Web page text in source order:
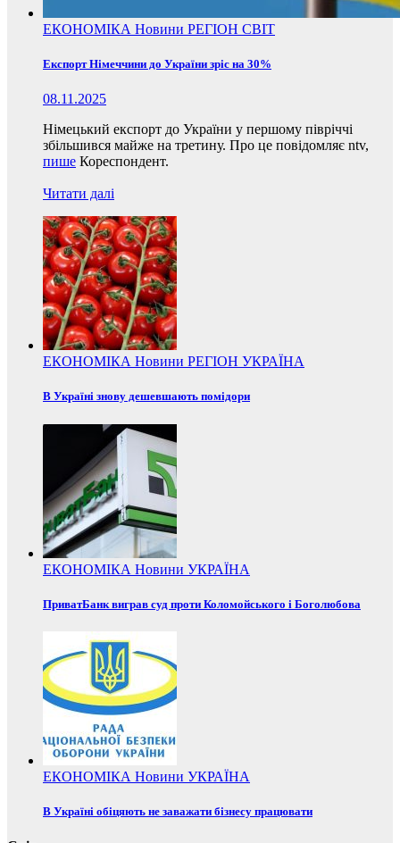
ЕКОНОМІКА Новини РЕГІОН СВІТ
Експорт Німеччини до України зріс на 30%
08.11.2025
Німецький експорт до України у першому півріччі
збільшився майже на третину. Про це повідомляє ntv,
пише Кореспондент.
Читати далі
ЕКОНОМІКА Новини РЕГІОН УКРАЇНА
В Україні знову дешевшають помідори
ЕКОНОМІКА Новини УКРАЇНА
ПриватБанк виграв суд проти Коломойського і Боголюбова
ЕКОНОМІКА Новини УКРАЇНА
В Україні обіцяють не заважати бізнесу працювати